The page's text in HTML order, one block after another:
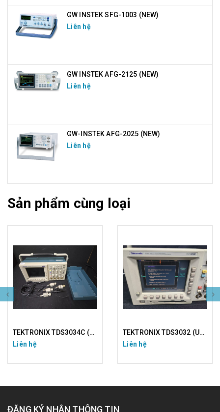
GW INSTEK SFG-1003 (NEW)
Liên hệ
GW INSTEK AFG-2125 (NEW)
Liên hệ
GW-INSTEK AFG-2025 (NEW)
Liên hệ
Sản phẩm cùng loại
Liên hệ
Liên hệ
ĐĂNG KÝ NHẬN THÔNG TIN